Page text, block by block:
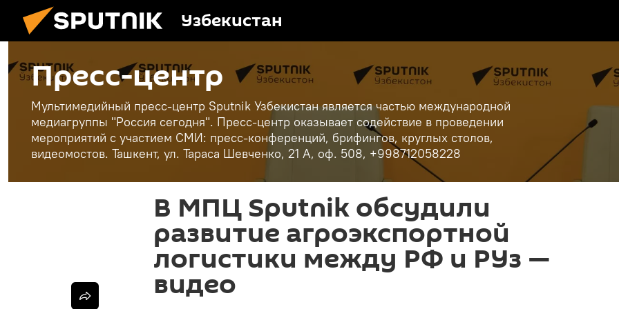
Узбекистан
Пресс-центр
Мультимедийный пресс-центр Sputnik Узбекистан является частью международной
медиагруппы "Россия сегодня". Пресс-центр оказывает содействие в проведении
мероприятий с участием СМИ: пресс-конференций, брифингов, круглых столов,
видеомостов. Ташкент, ул. Тараса Шевченко, 21 А, оф. 508, +998712058228
В МПЦ Sputnik обсудили
развитие агроэкспортной
логистики между РФ и РУз —
видео